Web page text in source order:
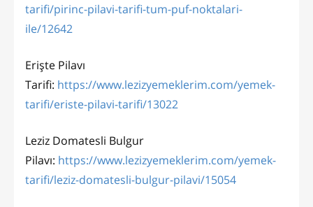
tarifi/pirinc-pilavi-tarifi-tum-puf-noktalari-
ile/12642
Erişte Pilavı
Tarifi: https://www.lezizyemeklerim.com/yemek-
tarifi/eriste-pilavi-tarifi/13022
Leziz Domatesli Bulgur
Pilavı: https://www.lezizyemeklerim.com/yemek-
tarifi/leziz-domatesli-bulgur-pilavi/15054